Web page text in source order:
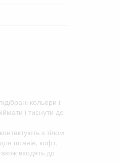
кольори і
і тиснути до
з тілом
штанів, кофт,
входять до